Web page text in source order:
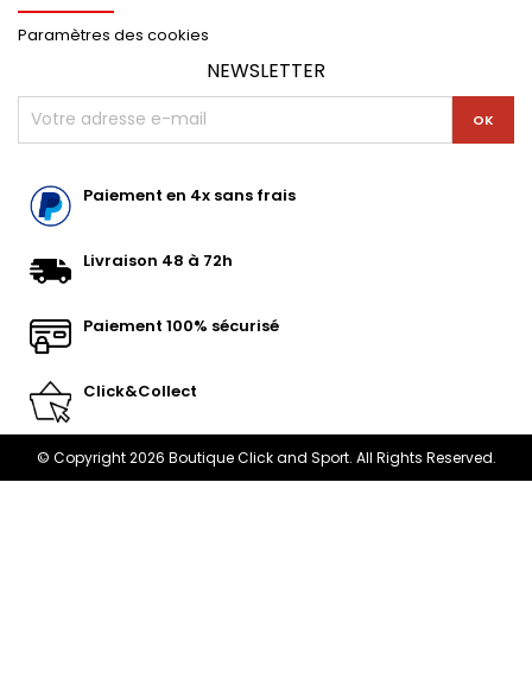
Paramètres des cookies
NEWSLETTER
Paiement en 4x sans frais
Livraison 48 à 72h
Paiement 100% sécurisé
Click&Collect
© Copyright 2026 Boutique Click and Sport. All Rights Reserved.